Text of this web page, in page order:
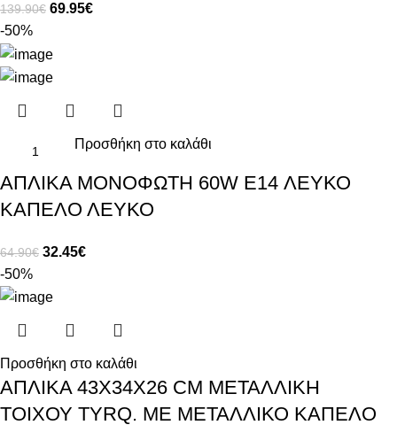
139.90€ 69.95€
-50%
Προσθήκη στο καλάθι
ΑΠΛΙΚΑ ΜΟΝΟΦΩΤΗ 60W E14 ΛΕΥΚΟ
ΚΑΠΕΛΟ ΛΕΥΚΟ
64.90€ 32.45€
-50%
Προσθήκη στο καλάθι
ΑΠΛΙΚΑ 43X34X26 CM ΜΕΤΑΛΛΙΚΗ
ΤΟΙΧΟΥ TYRQ. ΜΕ ΜΕΤΑΛΛΙΚΟ ΚΑΠΕΛΟ